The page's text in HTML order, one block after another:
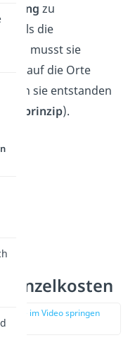
zu
als die
Du musst sie
erst auf die Orte
sie entstanden
).
Einzelkosten
Stelle im Video springen